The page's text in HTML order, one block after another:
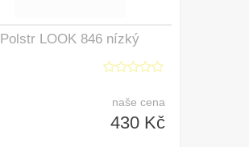
Polstr LOOK 846 nízký
naše cena
430 Kč